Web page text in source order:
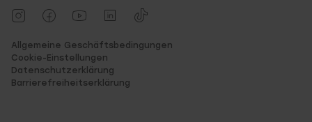
Allgemeine Geschäftsbedingungen
Cookie-Einstellungen
Datenschutzerklärung
Barrierefreiheitserklärung